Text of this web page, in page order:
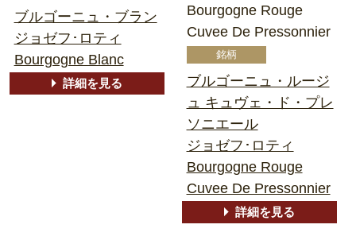
ブルゴーニュ・ブラン
ジョゼフ･ロティ
Bourgogne Blanc
詳細を見る
Bourgogne Rouge
Cuvee De Pressonnier
ブルゴーニュ・ルージ
ュ キュヴェ・ド・プレ
ソニエール
ジョゼフ･ロティ
Bourgogne Rouge
Cuvee De Pressonnier
詳細を見る